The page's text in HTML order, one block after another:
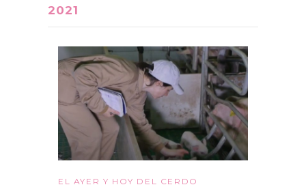
2021
EL AYER Y HOY DEL CERDO